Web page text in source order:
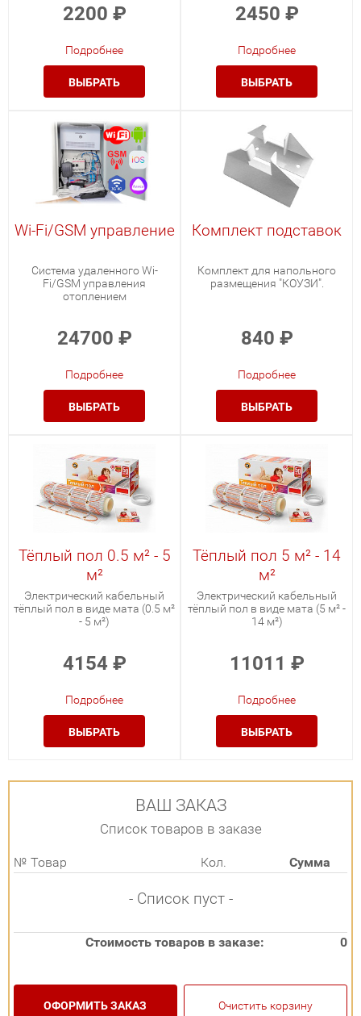
2200 ₽
Подробнее
ВЫБРАТЬ
2450 ₽
Подробнее
ВЫБРАТЬ
Wi-Fi/GSM управление
Система удаленного Wi-
Fi/GSM управления
отоплением
24700 ₽
Подробнее
ВЫБРАТЬ
Комплект подставок
Комплект для напольного
размещения "КОУЗИ".
840 ₽
Подробнее
ВЫБРАТЬ
Тёплый пол 0.5 м² - 5
м²
Электрический кабельный
тёплый пол в виде мата (0.5 м²
- 5 м²)
4154 ₽
Подробнее
ВЫБРАТЬ
Тёплый пол 5 м² - 14
м²
Электрический кабельный
тёплый пол в виде мата (5 м² -
14 м²)
11011 ₽
Подробнее
ВЫБРАТЬ
ВАШ ЗАКАЗ
Список товаров в заказе
№ Товар Кол. Сумма
- Список пуст -
Стоимость товаров в заказе: 0
ОФОРМИТЬ ЗАКАЗ Очистить корзину